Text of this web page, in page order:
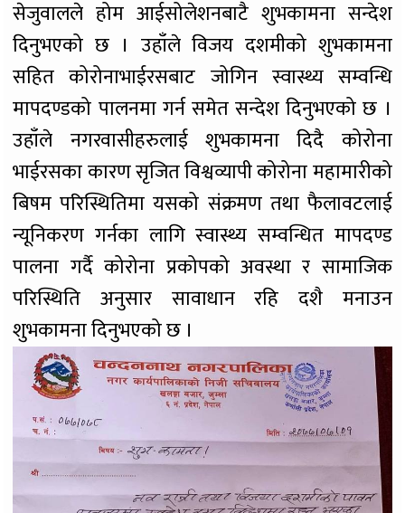
सेजुवालले होम आईसोलेशनबाटै शुभकामना सन्देश
दिनुभएको छ । उहाँले विजय दशमीको शुभकामना
सहित कोरोनाभाईरसबाट जोगिन स्वास्थ्य सम्वन्धि
मापदण्डको पालनमा गर्न समेत सन्देश दिनुभएको छ ।
उहाँले नगरवासीहरुलाई शुभकामना दिदै कोरोना
भाईरसका कारण सृजित विश्वव्यापी कोरोना महामारीको
बिषम परिस्थितिमा यसको संक्रमण तथा फैलावटलाई
न्यूनिकरण गर्नका लागि स्वास्थ्य सम्वन्धित मापदण्ड
पालना गर्दै कोरोना प्रकोपको अवस्था र सामाजिक
परिस्थिति अनुसार सावाधान रहि दशै मनाउन
शुभकामना दिनुभएको छ ।